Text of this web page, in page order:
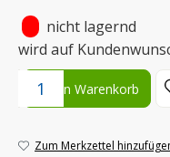
nicht lagernd
wird auf
Produkt Anzahl: Gib
In den Warenkorb
Zum Merkzettel